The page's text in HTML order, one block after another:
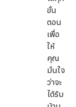
ขั้น
ตอน
เพื่อ
ให้
คุณ
มั่นใจ
ว่าจะ
ได้รับ